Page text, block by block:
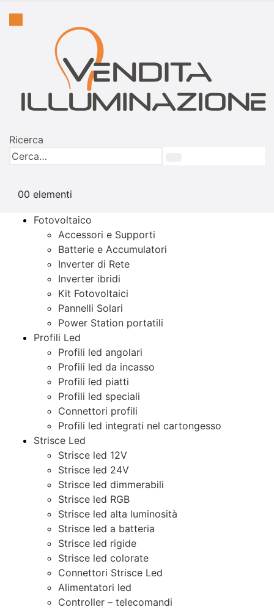
Ricerca
00 elementi
Fotovoltaico
Accessori e Supporti
Batterie e Accumulatori
Inverter di Rete
Inverter ibridi
Kit Fotovoltaici
Pannelli Solari
Power Station portatili
Profili Led
Profili led angolari
Profili led da incasso
Profili led piatti
Profili led speciali
Connettori profili
Profili led integrati nel cartongesso
Strisce Led
Strisce led 12V
Strisce led 24V
Strisce led dimmerabili
Strisce led RGB
Strisce led alta luminosità
Strisce led a batteria
Strisce led rigide
Strisce led colorate
Connettori Strisce Led
Alimentatori led
Controller – telecomandi